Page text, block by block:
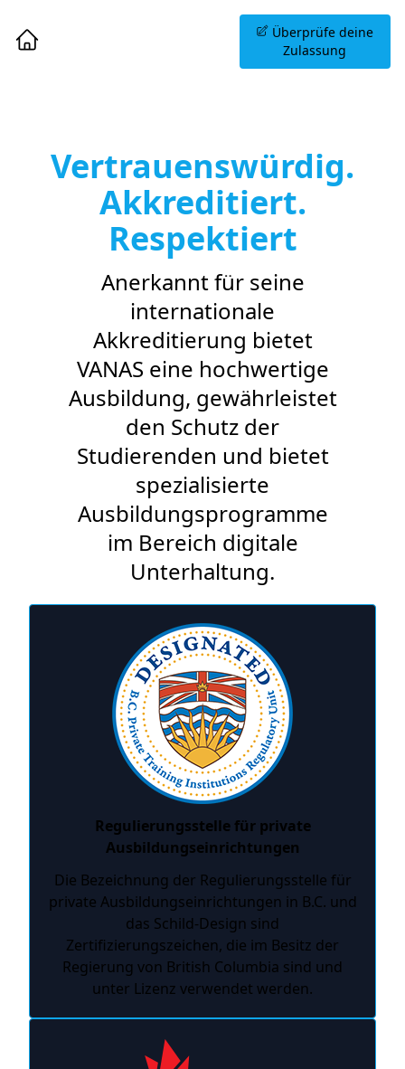
Überprüfe deine
Zulassung
Vertrauenswürdig.
Akkreditiert.
Respektiert
Anerkannt für seine
internationale
Akkreditierung bietet
VANAS eine hochwertige
Ausbildung, gewährleistet
den Schutz der
Studierenden und bietet
spezialisierte
Ausbildungsprogramme
im Bereich digitale
Unterhaltung.
Regulierungsstelle für private
Ausbildungseinrichtungen
Die Bezeichnung der Regulierungsstelle für
private Ausbildungseinrichtungen in B.C. und
das Schild-Design sind
Zertifizierungszeichen, die im Besitz der
Regierung von British Columbia sind und
unter Lizenz verwendet werden.